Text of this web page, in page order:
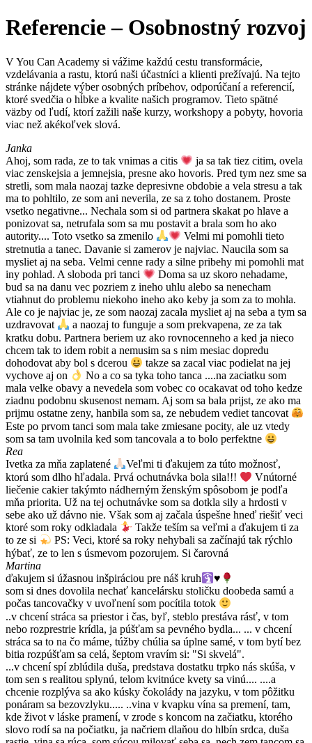
Referencie – Osobnostný rozvoj
V You Can Academy si vážime každú cestu transformácie,
vzdelávania a rastu, ktorú naši účastníci a klienti prežívajú. Na tejto
stránke nájdete výber osobných príbehov, odporúčaní a referencií,
ktoré svedčia o hĺbke a kvalite našich programov. Tieto spätné
väzby od ľudí, ktorí zažili naše kurzy, workshopy a pobyty, hovoria
viac než akékoľvek slová.
Janka
Ahoj, som rada, ze to tak vnimas a citis
ja sa tak tiez citim, ovela
viac zenskejsia a jemnejsia, presne ako hovoris. Pred tym nez sme sa
stretli, som mala naozaj tazke depresivne obdobie a vela stresu a tak
ma to pohltilo, ze som ani neverila, ze sa z toho dostanem. Proste
vsetko negativne... Nechala som si od partnera skakat po hlave a
ponizovat sa, netrufala som sa mu postavit a brala som ho ako
autority.... Toto vsetko sa zmenilo
Velmi mi pomohli tieto
stretnutia a tanec. Davanie si zamerov je najviac. Naucila som sa
mysliet aj na seba. Velmi cenne rady a silne pribehy mi pomohli mat
iny pohlad. A sloboda pri tanci
Doma sa uz skoro nehadame,
bud sa na danu vec pozriem z ineho uhlu alebo sa nenecham
vtiahnut do problemu niekoho ineho ako keby ja som za to mohla.
Ale co je najviac je, ze som naozaj zacala mysliet aj na seba a tym sa
uzdravovat
a naozaj to funguje a som prekvapena, ze za tak
kratku dobu. Partnera beriem uz ako rovnocenneho a ked ja nieco
chcem tak to idem robit a nemusim sa s nim mesiac dopredu
dohodovat aby bol s dcerou
takze sa zacal viac podielat na jej
vychove aj on
No a co sa tyka toho tanca ....na zaciatku som
mala velke obavy a nevedela som vobec co ocakavat od toho kedze
ziadnu podobnu skusenost nemam. Aj som sa bala prijst, ze ako ma
prijmu ostatne zeny, hanbila som sa, ze nebudem vediet tancovat
Este po prvom tanci som mala take zmiesane pocity, ale uz vtedy
som sa tam uvolnila ked som tancovala a to bolo perfektne
Rea
Ivetka za mňa zaplatené
Veľmi ti ďakujem za túto možnosť,
ktorú som dlho hľadala. Prvá ochutnávka bola sila!!!
Vnútorné
liečenie cakier takýmto nádherným ženským spôsobom je podľa
mňa priorita. Už na tej ochutnávke som sa dotkla sily a hrdosti v
sebe ako už dávno nie. Však som aj začala úspešne hneď riešiť veci
ktoré som roky odkladala
Takže teším sa veľmi a ďakujem ti za
to ze si
PS: Veci, ktoré sa roky nehybali sa začínajú tak rýchlo
hýbať, ze to len s úsmevom pozorujem. Si čarovná
Martina
ďakujem si úžasnou inšpiráciou pre náš kruh
♥️
som si dnes dovolila nechať kancelársku stoličku doobeda samú a
počas tancovačky v uvoľnení som pocítila totok
..v chcení stráca sa priestor i čas, byľ, steblo prestáva rásť, v tom
nebo rozprestrie krídla, ja púšťam sa pevného bydla... ... v chcení
stráca sa to na čo máme, túžby chúlia sa úplne samé, v tom bytí bez
bitia rozpúšťam sa celá, šeptom vravím si: "Si skvelá".
...v chcení spí zblúdila duša, predstava dostatku trpko nás skúša, v
tom sen s realitou splynú, telom kvitnúce kvety sa vinú.... ....a
chcenie rozplýva sa ako kúsky čokolády na jazyku, v tom pôžitku
ponáram sa bezovzlyku..... ..vina v kvapku vína sa premení, tam,
kde život v láske pramení, v zrode s koncom na začiatku, ktorého
slovo rodí sa na počiatku, ja načriem dlaňou do hlbín srdca, duša